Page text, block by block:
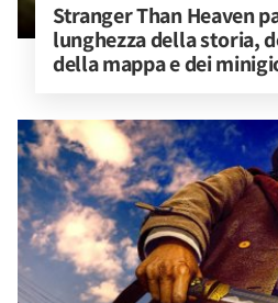
Stranger Than Heaven
lunghezza della storia,
della mappa e dei